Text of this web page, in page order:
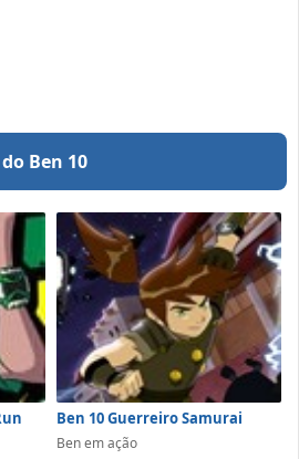
Ben 10
Ben 10 Guerreiro Samurai
Ben em ação